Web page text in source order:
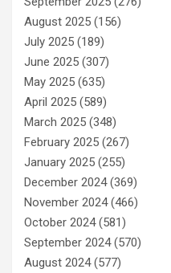
August 2025 (156)
July 2025 (189)
June 2025 (307)
May 2025 (635)
April 2025 (589)
March 2025 (348)
February 2025 (267)
January 2025 (255)
December 2024(369)
November 2024(466)
October 2024(581)
September 2024(570)
August 2024(577)